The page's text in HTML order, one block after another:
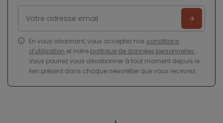
En vous abonnant, vous acceptez nos conditions
d’utilisation et notre politique de données personnelles .
Vous pourrez vous désabonner à tout moment depuis le
lien présent dans chaque newsletter que vous recevrez.